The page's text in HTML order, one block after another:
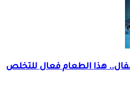
هذا الطعام فعال للتخلص